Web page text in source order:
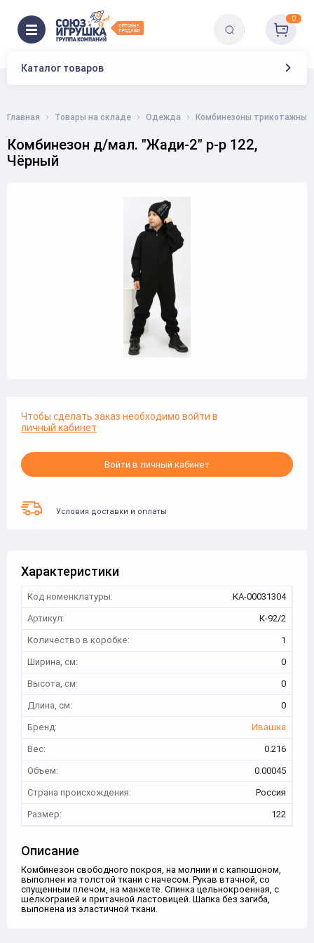
Каталог товаров
0
Главная Товары на складе Одежда Комбинезоны трикотажные
Комбинезон д/мал. "Жади-2" р-р 122,
Чёрный
Чтобы сделать заказ необходимо войти в
личный кабинет
Войти в личный кабинет
Условия доставки и оплаты
Характеристики
Код номенклатуры:
КА-00031304
Артикул:
К-92/2
Количество в коробке:
1
Ширина, см:
0
Высота, см:
0
Длина, см:
0
Бренд:
Ивашка
Вес:
0.216
Объем:
0.00045
Страна происхождения:
Россия
Размер:
122
Описание
Комбинезон свободного покроя, на молнии и с капюшоном,
выполнен из толстой ткани с начесом. Рукав втачной, со
спущенным плечом, на манжете. Спинка цельнокроенная, с
шелкограией и притачной ластовицей. Шапка без загиба,
выпонена из эластичной ткани.